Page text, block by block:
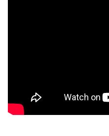
изданиями были